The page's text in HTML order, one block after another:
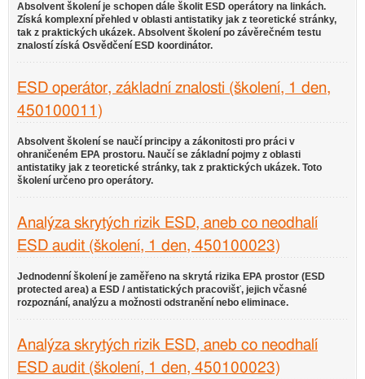
Absolvent školení je schopen dále školit ESD operátory na linkách.
Získá komplexní přehled v oblasti antistatiky jak z teoretické stránky,
tak z praktických ukázek. Absolvent školení po závěrečném testu
znalostí získá Osvědčení ESD koordinátor.
ESD operátor, základní znalosti (školení, 1 den,
450100011)
Absolvent školení se naučí principy a zákonitosti pro práci v
ohraničeném EPA prostoru. Naučí se základní pojmy z oblasti
antistatiky jak z teoretické stránky, tak z praktických ukázek. Toto
školení určeno pro operátory.
Analýza skrytých rizik ESD, aneb co neodhalí
ESD audit (školení, 1 den, 450100023)
Jednodenní školení je zaměřeno na skrytá rizika EPA prostor (ESD
protected area) a ESD / antistatických pracovišť, jejich včasné
rozpoznání, analýzu a možnosti odstranění nebo eliminace.
Analýza skrytých rizik ESD, aneb co neodhalí
ESD audit (školení, 1 den, 450100023)